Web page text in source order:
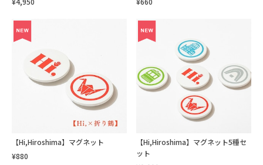
【Hi,Hiroshima】マグネット
¥880
【Hi,Hiroshima】マグネット5種セ
ット